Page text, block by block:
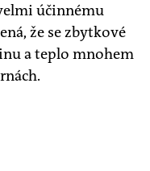
účinnému
že se zbytkové
a teplo mnohem